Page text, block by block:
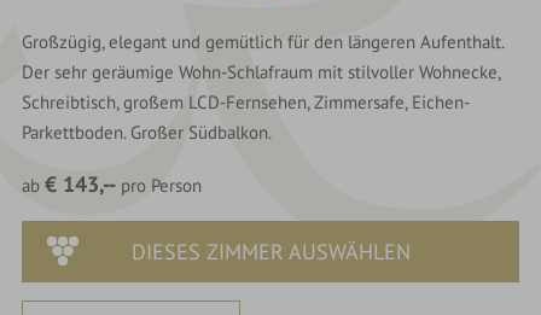
Großzügig, elegant und gemütlich für den längeren Aufenthalt.
Der sehr geräumige Wohn-Schlafraum mit stilvoller Wohnecke,
Schreibtisch, großem LCD-Fernsehen, Zimmersafe, Eichen-
Parkettboden. Großer Südbalkon.
ab € 143,-- pro Person
DIESES ZIMMER AUSWÄHLEN